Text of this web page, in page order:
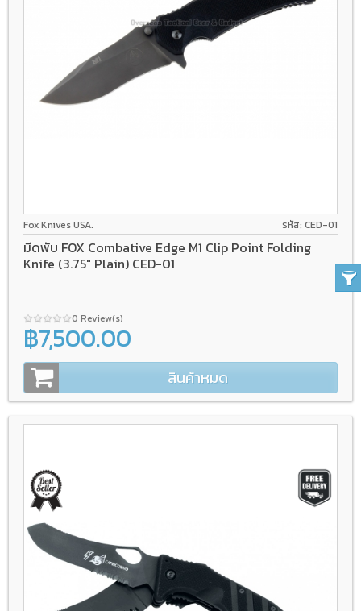
Fox Knives USA. รหัส: CED-01
มีดพับ FOX Combative Edge M1 Clip Point Folding
Knife (3.75" Plain) CED-01
0 Review(s)
฿7,500.00
สินค้าหมด